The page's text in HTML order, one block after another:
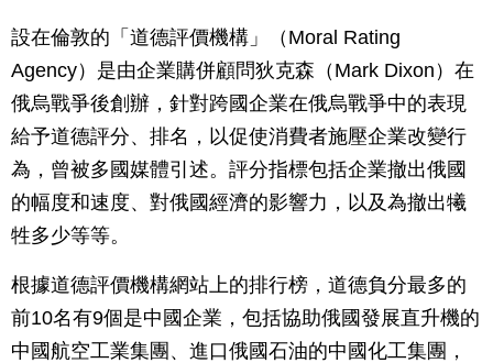
設在倫敦的「道德評價機構」（Moral Rating
Agency）是由企業購併顧問狄克森（Mark Dixon）在
俄烏戰爭後創辦，針對跨國企業在俄烏戰爭中的表現
給予道德評分、排名，以促使消費者施壓企業改變行
為，曾被多國媒體引述。評分指標包括企業撤出俄國
的幅度和速度、對俄國經濟的影響力，以及為撤出犧
牲多少等等。
根據道德評價機構網站上的排行榜，道德負分最多的
前10名有9個是中國企業，包括協助俄國發展直升機的
中國航空工業集團、進口俄國石油的中國化工集團，